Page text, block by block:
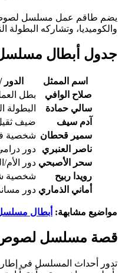
يضم طاقم عمل مسلسل لصوص
والكوميديا، وتشاركه البطولة
جدول أبطال
اسم الممثل
صلاح الوافي
بطل
سالي حمادة
البطولة
آدم سيف
ضيف
سمير قحطان شخصية
ناصر العنبري
دور
سحر الأصبحي دور الأم/
رويدا ربيح
شخصية
أماني الذماري دور
مواضيع مشابهة: أبطال مسلسل
قصة مسلسل لصوص
تدور أحداث المسلسل في